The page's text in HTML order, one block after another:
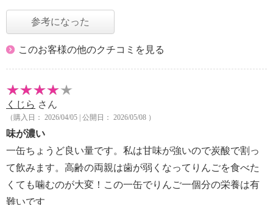
参考になった
このお客様の他のクチコミを見る
くじら さん
（購入日： 2026/04/05 | 公開日： 2026/05/08 ）
味が濃い
一缶ちょうど良い量です。私は甘味が強いので炭酸で割っ
て飲みます。高齢の両親は歯が弱くなってりんごを食べた
くても噛むのが大変！この一缶でりんご一個分の栄養は有
難いです